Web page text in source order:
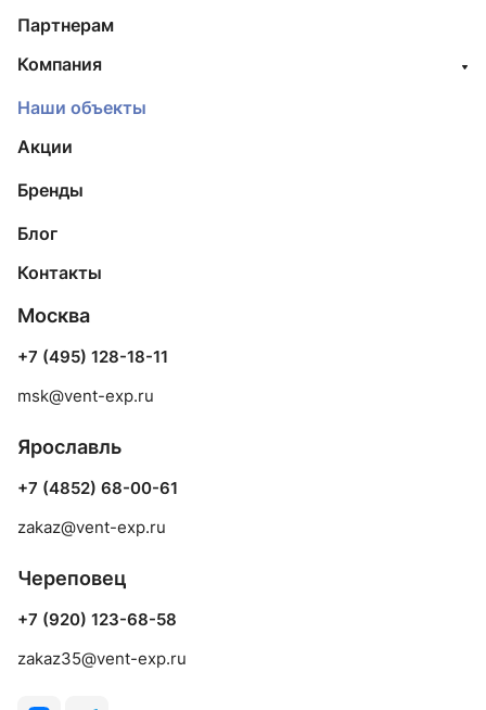
Партнерам
Компания
Наши объекты
Акции
Бренды
Блог
Контакты
Москва
+7 (495) 128-18-11
msk@vent-exp.ru
Ярославль
+7 (4852) 68-00-61
zakaz@vent-exp.ru
Череповец
+7 (920) 123-68-58
zakaz35@vent-exp.ru